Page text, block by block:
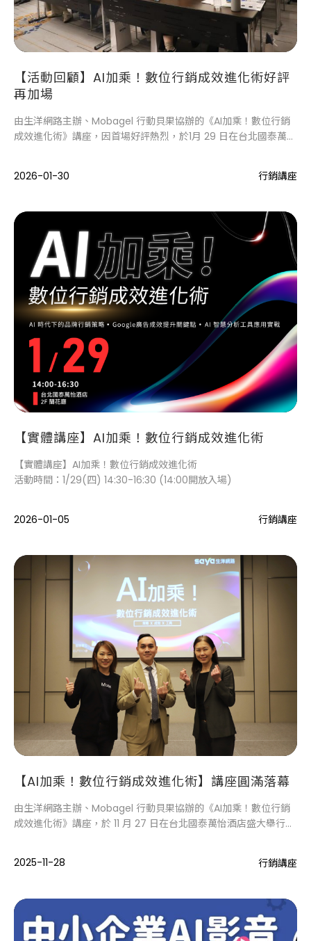
【活動回顧】AI加乘！數位行銷成效進化術好評
再加場
由生洋網路主辦、Mobagel 行動貝果協辦的《AI加乘！數位行銷
成效進化術》講座，因首場好評熱烈，於1月 29 日在台北國泰萬怡
2026-01-30
行銷講座
【實體講座】AI加乘！數位行銷成效進化術
【實體講座】AI加乘！數位行銷成效進化術
活動時間：1/29(四) 14:30-16:30 (14:00開放入場)
2026-01-05 行銷講座
【AI加乘！數位行銷成效進化術】講座圓滿落幕
由生洋網路主辦、Mobagel 行動貝果協辦的《AI加乘！數位行銷
成效進化術》講座，於 11 月 27 日在台北國泰萬怡酒店盛大舉行。
2025-11-28 行銷講座